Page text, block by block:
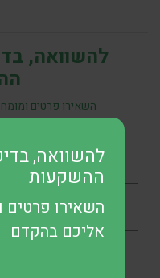
להשוואה,
השאירו פרטים
להשוואה,
ההשקעות
השאירו פרטים
אליכם בהקדם